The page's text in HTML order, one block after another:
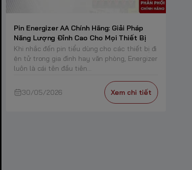
Pin Energizer AA Chính Hãng: Giải Pháp
Năng Lượng Đỉnh Cao Cho Mọi Thiết Bị
Khi nhắc đến pin tiểu dùng cho các thiết bị đi
ện tử trong gia đình hay văn phòng, Energizer
luôn là cái tên đầu tiên...
30/05/2026 Xem chi tiết